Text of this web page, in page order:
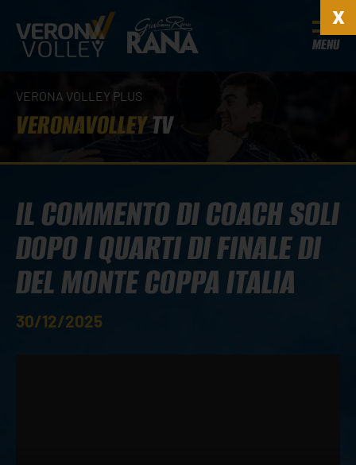
MENU
VERONA VOLLEY PLUS
VERONAVOLLEYTV
IL COMMENTO DI COACH SOLI
DOPO I QUARTI DI FINALE DI
DEL MONTE COPPA ITALIA
30/12/2025